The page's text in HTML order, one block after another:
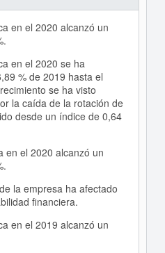
en el 2020 alcanzó un
en el 2020 se ha
% de 2019 hasta el
se ha visto
la caída de la rotación de
desde un índice de 0,64
en el 2020 alcanzó un
la empresa ha afectado
financiera.
en el 2019 alcanzó un